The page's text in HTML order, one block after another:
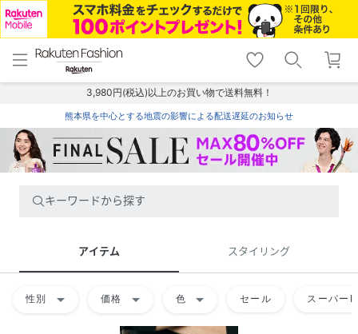
menu home
トップ
shopping_cart lock_outline
ログイン
3,980円(税込)以上のお買い物で送料無料！
熊本県を中心とする地震の影響による配送遅延のお知らせ
キーワードから探す
アイテム スタイリング
性別 arrow_drop_down 価格 arrow_drop_down 色 arrow_drop_down セール スーパー